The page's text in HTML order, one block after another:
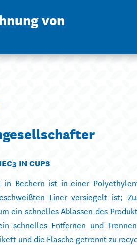
von
IN CUPS
in Bechern ist in einer
Liner versiegelt ist;
ein schnelles Ablassen des
schnelles Entfernen und
und die Flasche getrennt zu